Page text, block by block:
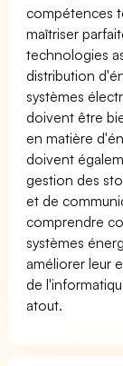
compétences
maîtriser
technologies
distribution
systèmes
doivent être
en matière
doivent
gestion des
et de
comprendre
systèmes
améliorer leur
de
atout.